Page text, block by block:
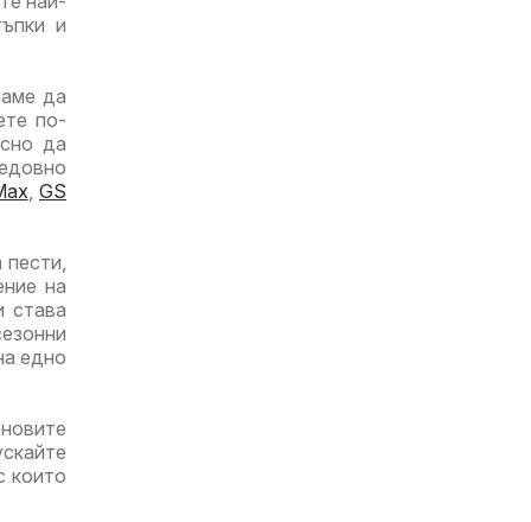
и
да
по-
да
,GS
на
става
едно
които